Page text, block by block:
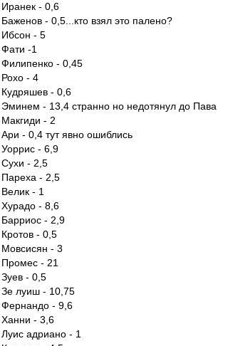
Иранек - 0,6
Баженов - 0,5...кто взял это палено?
Ибсон - 5
Фати -1
Филипенко - 0,45
Рохо - 4
Кудряшев - 0,6
Эминем - 13,4 странно но недотянул до Пава
Макгиди - 2
Ари - 0,4 тут явно ошиблись
Уоррис - 6,9
Сухи - 2,5
Пареха - 2,5
Велик - 1
Хурадо - 8,6
Барриос - 2,9
Кротов - 0,5
Мовсисян - 3
Промес - 21
Зуев - 0,5
Зе луиш - 10,75
Фернандо - 9,6
Ханни - 3,6
Луис адриано - 1